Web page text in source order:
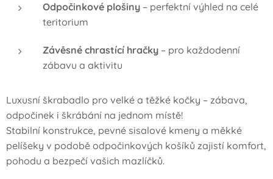
Odpočinkové plošiny – perfektní výhled na celé
teritorium
Závěsné chrastící hračky – pro každodenní
zábavu a aktivitu
Luxusní škrabadlo pro velké a těžké kočky – zábava,
odpočinek i škrábání na jednom místě!
Stabilní konstrukce, pevné sisalové kmeny a měkké
pelíšeky v podobě odpočinkových košíků zajistí komfort,
pohodu a bezpečí vašich mazlíčků.